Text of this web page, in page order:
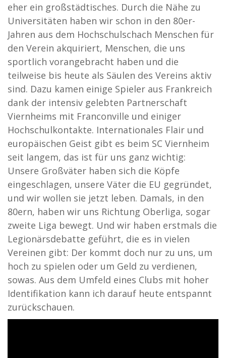
eher ein großstädtisches. Durch die Nähe zu
Universitäten haben wir schon in den 80er-
Jahren aus dem Hochschulschach Menschen für
den Verein akquiriert, Menschen, die uns
sportlich vorangebracht haben und die
teilweise bis heute als Säulen des Vereins aktiv
sind. Dazu kamen einige Spieler aus Frankreich
dank der intensiv gelebten Partnerschaft
Viernheims mit Franconville und einiger
Hochschulkontakte. Internationales Flair und
europäischen Geist gibt es beim SC Viernheim
seit langem, das ist für uns ganz wichtig:
Unsere Großväter haben sich die Köpfe
eingeschlagen, unsere Väter die EU gegründet,
und wir wollen sie jetzt leben. Damals, in den
80ern, haben wir uns Richtung Oberliga, sogar
zweite Liga bewegt. Und wir haben erstmals die
Legionärsdebatte geführt, die es in vielen
Vereinen gibt: Der kommt doch nur zu uns, um
hoch zu spielen oder um Geld zu verdienen,
sowas. Aus dem Umfeld eines Clubs mit hoher
Identifikation kann ich darauf heute entspannt
zurückschauen.